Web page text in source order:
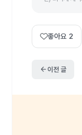
좋아요 2
arrow_back이전 글